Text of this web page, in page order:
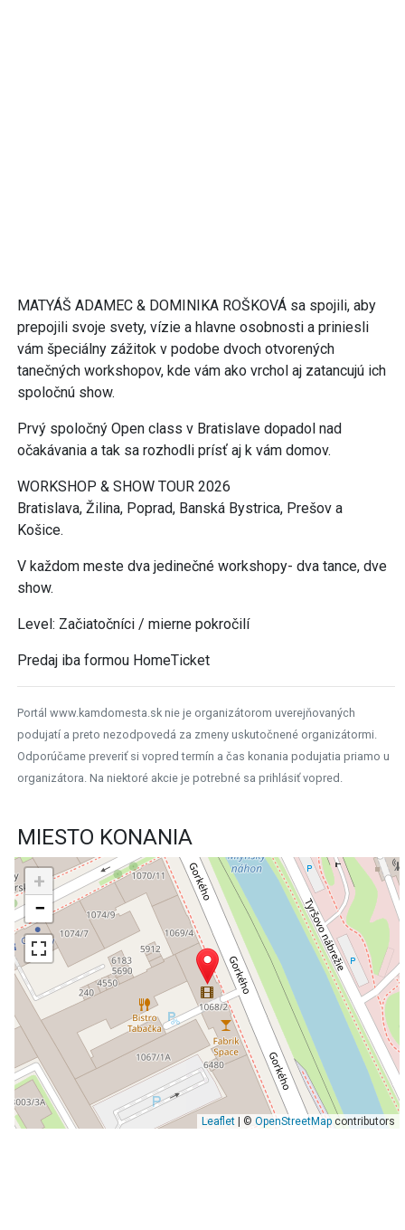
MATYÁŠ ADAMEC & DOMINIKA ROŠKOVÁ sa spojili, aby
prepojili svoje svety, vízie a hlavne osobnosti a priniesli
vám špeciálny zážitok v podobe dvoch otvorených
tanečných workshopov, kde vám ako vrchol aj zatancujú ich
spoločnú show.
Prvý spoločný Open class v Bratislave dopadol nad
očakávania a tak sa rozhodli prísť aj k vám domov.
WORKSHOP & SHOW TOUR 2026
Bratislava, Žilina, Poprad, Banská Bystrica, Prešov a
Košice.
V každom meste dva jedinečné workshopy- dva tance, dve
show.
Level: Začiatočníci / mierne pokročilí
Predaj iba formou HomeTicket
Portál www.kamdomesta.sk nie je organizátorom uverejňovaných
podujatí a preto nezodpovedá za zmeny uskutočnené organizátormi.
Odporúčame preveriť si vopred termín a čas konania podujatia priamo u
organizátora. Na niektoré akcie je potrebné sa prihlásiť vopred.
MIESTO KONANIA
+
−
Leaflet| © OpenStreetMapcontributors